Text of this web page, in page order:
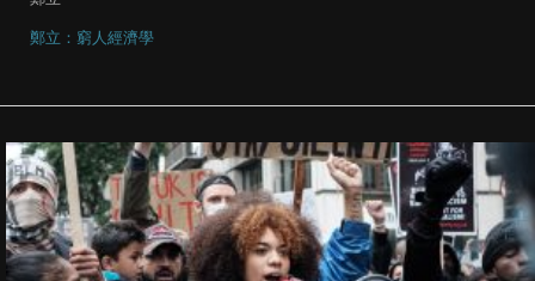
鄭立：窮人經濟學